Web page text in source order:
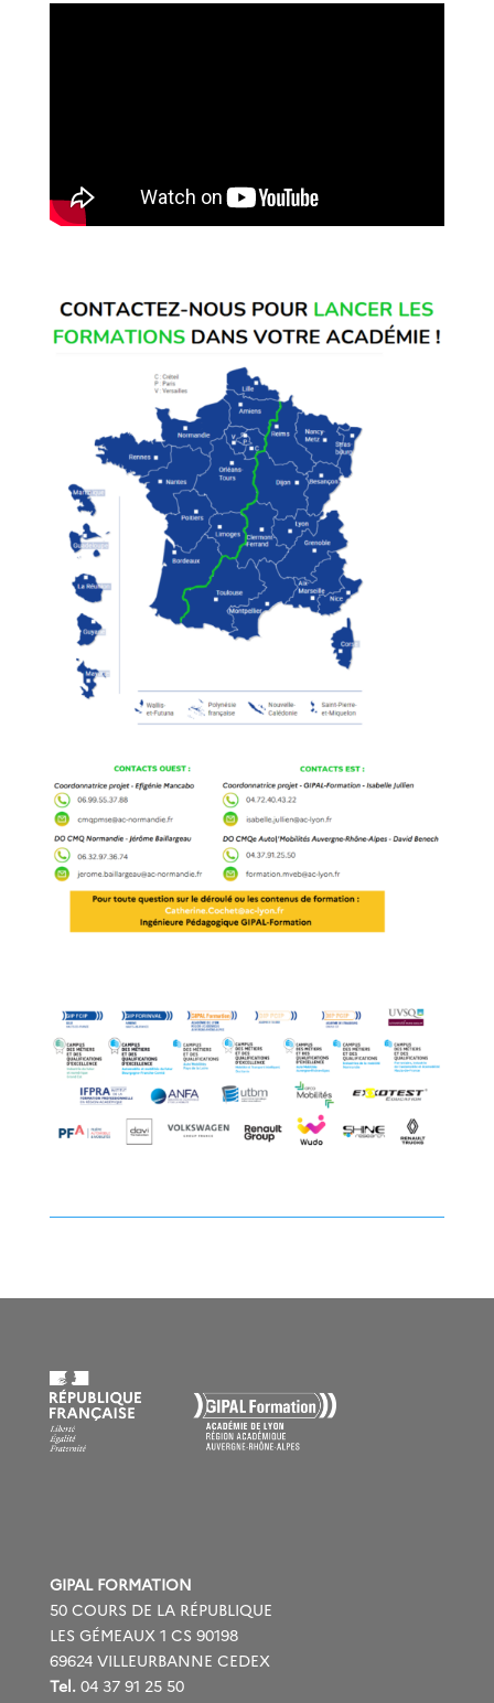
GIPAL FORMATION
50 COURS DE LA RÉPUBLIQUE
LES GÉMEAUX 1 CS 90198
69624 VILLEURBANNE CEDEX
Tel. 04 37 91 25 50